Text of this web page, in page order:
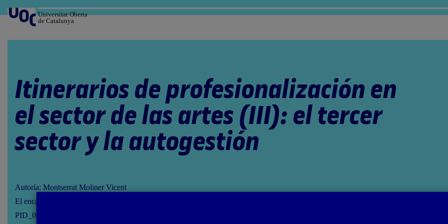
al
contenido
Universitat Oberta
de Catalunya
Itinerarios de profesionalización en
el sector de las artes (III): el tercer
sector y la autogestión
Autoría: Montserrat Moliner Vicent
El encargo y la creación de este material docente han sido coordinados por la profesora: Aida Sánchez de Serdio Martín
PID_00286596